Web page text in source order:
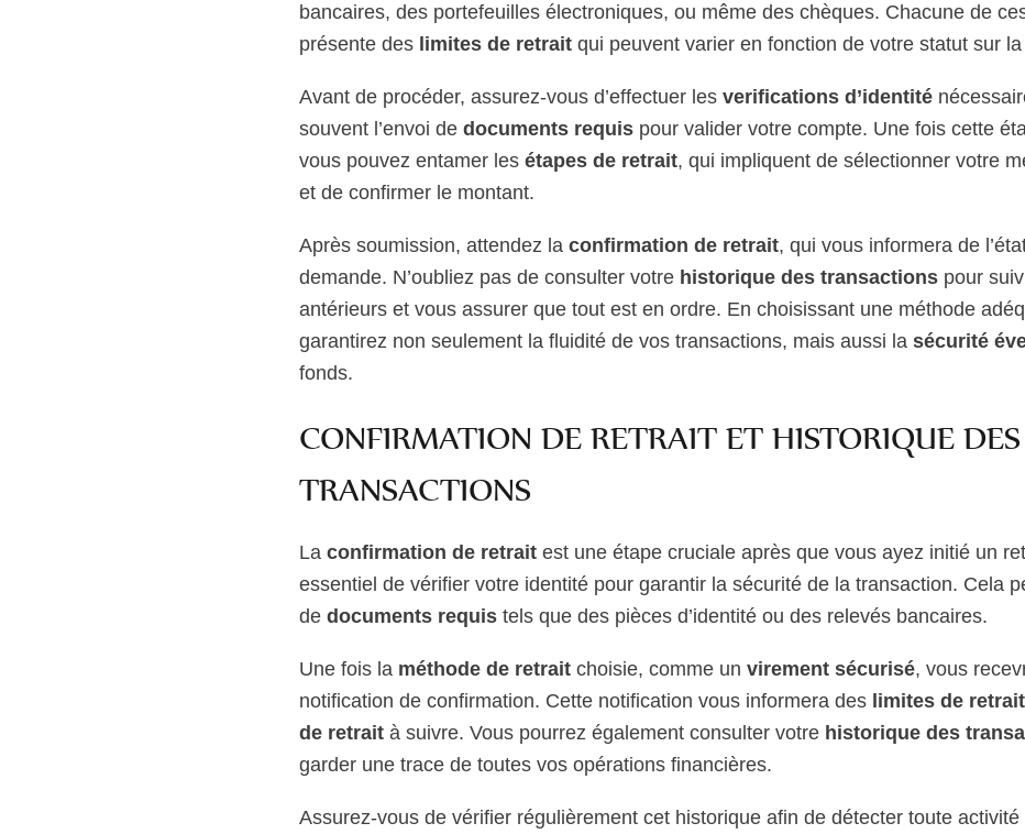
bancaires, des portefeuilles électroniques, ou même des chèques. Chacune de
présente des limites de retrait qui peuvent varier en fonction de votre statut sur
Avant de procéder, assurez-vous d’effectuer les verifications d’identité
souvent l’envoi de documents requis pour valider votre compte. Une fois cette
vous pouvez entamer les étapes de retrait, qui impliquent de sélectionner votre
et de confirmer le montant.
Après soumission, attendez la confirmation de retrait, qui vous informera de
demande. N’oubliez pas de consulter votre historique des transactions pour
antérieurs et vous assurer que tout est en ordre. En choisissant une méthode
garantirez non seulement la fluidité de vos transactions, mais aussi la sécurité
fonds.
CONFIRMATION DE RETRAIT ET HISTORIQUE DES
TRANSACTIONS
La confirmation de retrait est une étape cruciale après que vous ayez initié un
essentiel de vérifier votre identité pour garantir la sécurité de la transaction. Cela
de documents requis tels que des pièces d’identité ou des relevés bancaires.
Une fois la méthode de retrait choisie, comme un virement sécurisé, vous
notification de confirmation. Cette notification vous informera des limites de retrait
de retrait à suivre. Vous pourrez également consulter votre historique des
garder une trace de toutes vos opérations financières.
Assurez-vous de vérifier régulièrement cet historique afin de détecter toute activité